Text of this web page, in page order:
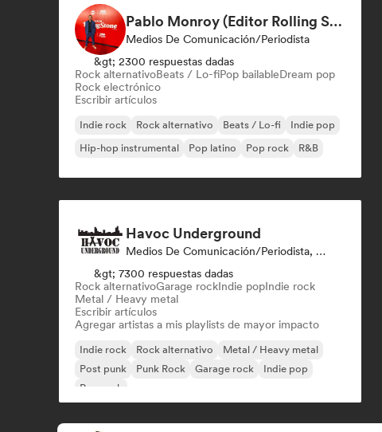
Pablo Monroy (Editor Rolling Stone México)
Medios De Comunicación/Periodista
&gt; 2300 respuestas dadas
Rock alternativoBeats / Lo-fiPop bailableDream pop
Rock electrónico
Escribir artículos
Indie rock Rock alternativo Beats / Lo-fi
Indie pop
Hip-hop instrumental
Pop latino Pop rock R&B
Havoc Underground
Medios De Comunicación/Periodista, Playlist Curator
&gt; 7300 respuestas dadas
Rock alternativoGarage rockIndie popIndie rock
Metal / Heavy metal
Escribir artículos
Agregar artistas a mis playlists de mayor impacto
Indie rock Rock alternativo
Metal / Heavy metal
Post punk
Punk Rock Garage rock
Indie pop
Pop rock